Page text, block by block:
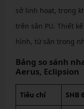
sở linh hoạt, trong
trên sân PU. Thiết
hình, từ sân trong
Bảng so sánh
Aerus, Eclipsion
Tiêu chí SHB